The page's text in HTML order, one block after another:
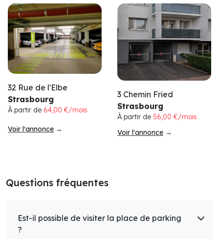
32 Rue de l'Elbe
Strasbourg
À partir de 64,00 €/mois
Voir l'annonce →
3 Chemin Fried
Strasbourg
À partir de 56,00 €/mois
Voir l'annonce →
Questions fréquentes
Est-il possible de visiter la place de parking
?